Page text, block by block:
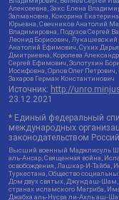
Алексеевна, Закс Елена
Залмановна, Кокорина
Юрьевна, Свечников Анатолий
Владимировна, Подузов Сергей
Леонид Борисович,
Анатолий Ефимович, Сухих
Дмитриевна, Королева
Сергей Ефимович, Золотухин
Иосифовна, Орлов Олег
Захаров Герман Константинович
Источник: http://
23.12.2021
* Единый федеральный
международных
законодательством
Высший военный Маджлисуль
аль-Ансар, Священная война,
освобождения, Лашкар-И-Тайба,
Туркестана, Общество
Дом двух святых, Джунд аш-
странах исламского Магриба,
Джабха аль-Нусра ли-Ахль аш-